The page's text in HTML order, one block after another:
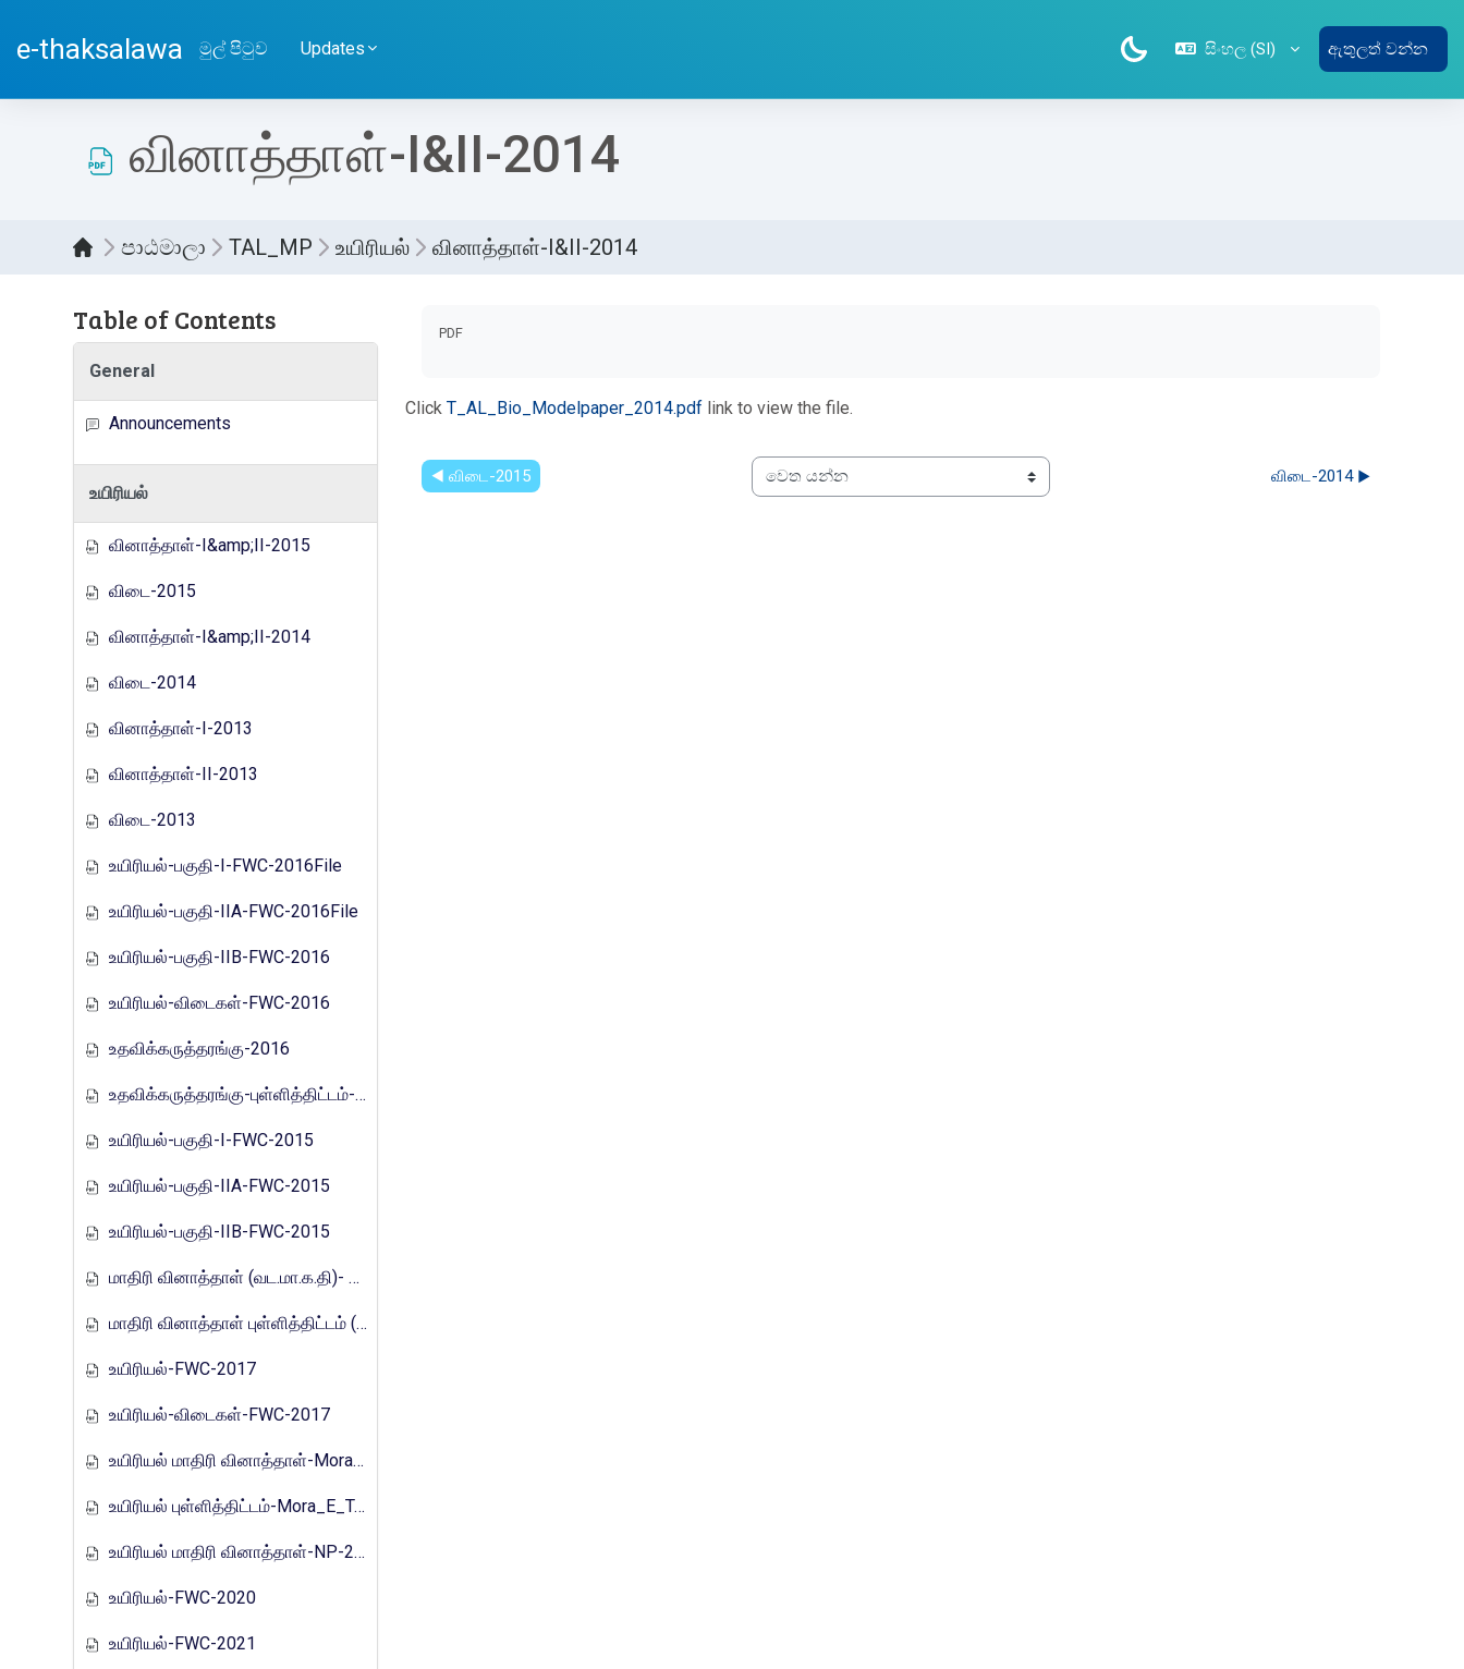
e-thaksalawa මුල් පිටුව Updates සිංහල ‎(SI)‎ ඇතුලත් වන්න
வினாத்தாள்-I&II-2014
පාඨමාලා TAL_MP உயிரியல் வினாத்தாள்-I&II-2014
Table of Contents
General
Announcements
உயிரியல்
வினாத்தாள்-I&amp;II-2015
விடை-2015
வினாத்தாள்-I&amp;II-2014
விடை-2014
வினாத்தாள்-I-2013
வினாத்தாள்-II-2013
விடை-2013
உயிரியல்-பகுதி-I-FWC-2016File
உயிரியல்-பகுதி-IIA-FWC-2016File
உயிரியல்-பகுதி-IIB-FWC-2016
உயிரியல்-விடைகள்-FWC-2016
உதவிக்கருத்தரங்கு-2016
உதவிக்கருத்தரங்கு-புள்ளித்திட்டம்-2016
உயிரியல்-பகுதி-I-FWC-2015
உயிரியல்-பகுதி-IIA-FWC-2015
உயிரியல்-பகுதி-IIB-FWC-2015
மாதிரி வினாத்தாள் (வட.மா.க.தி)- 2017
மாதிரி வினாத்தாள் புள்ளித்திட்டம் (வட.மா.க.தி)- 2017
உயிரியல்-FWC-2017
உயிரியல்-விடைகள்-FWC-2017
உயிரியல் மாதிரி வினாத்தாள்-Mora_E_Tamils_2017
உயிரியல் புள்ளித்திட்டம்-Mora_E_Tamils_2017
உயிரியல் மாதிரி வினாத்தாள்-NP-2019
உயிரியல்-FWC-2020
உயிரியல்-FWC-2021
PDF
Click T_AL_Bio_Modelpaper_2014.pdf link to view the file.
◀︎ விடை-2015
වෙත යන්න
விடை-2014 ▶︎